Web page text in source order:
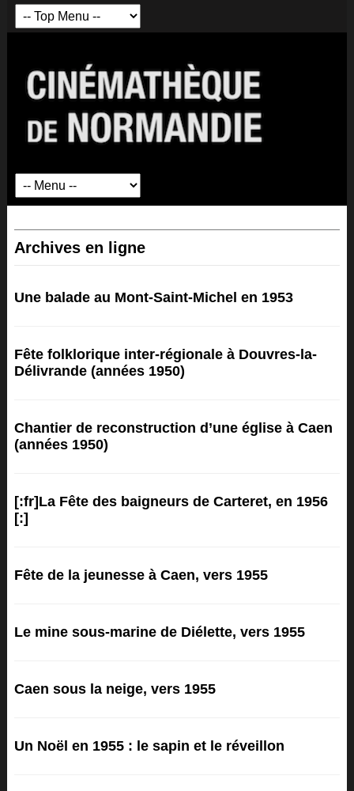
Archives en ligne
Une balade au Mont-Saint-Michel en 1953
Fête folklorique inter-régionale à Douvres-la-
Délivrande (années 1950)
Chantier de reconstruction d’une église à Caen
(années 1950)
[:fr]La Fête des baigneurs de Carteret, en 1956
[:]
Fête de la jeunesse à Caen, vers 1955
Le mine sous-marine de Diélette, vers 1955
Caen sous la neige, vers 1955
Un Noël en 1955 : le sapin et le réveillon